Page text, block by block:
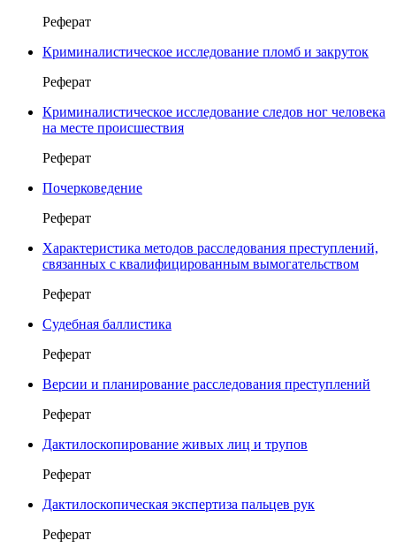
Реферат
Криминалистическое исследование пломб и закруток
Реферат
Криминалистическое исследование следов ног человека
на месте происшествия
Реферат
Почерковедение
Реферат
Характеристика методов расследования преступлений,
связанных с квалифицированным вымогательством
Реферат
Судебная баллистика
Реферат
Версии и планирование расследования преступлений
Реферат
Дактилоскопирование живых лиц и трупов
Реферат
Дактилоскопическая экспертиза пальцев рук
Реферат